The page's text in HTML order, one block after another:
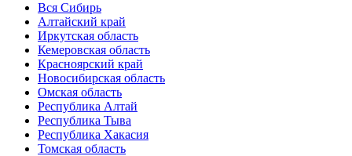
Вся Сибирь
Алтайский край
Иркутская область
Кемеровская область
Красноярский край
Новосибирская область
Омская область
Республика Алтай
Республика Тыва
Республика Хакасия
Томская область